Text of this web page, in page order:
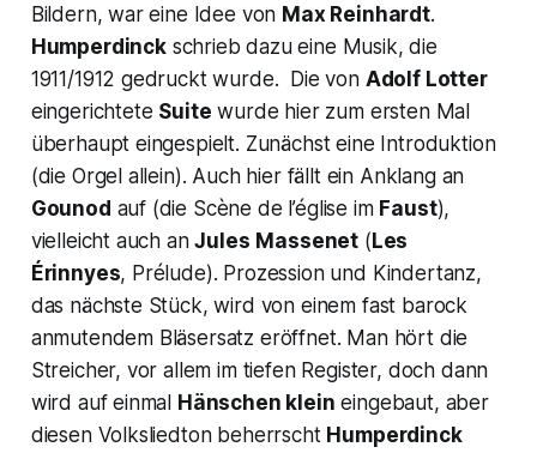
Bildern, war eine Idee von Max Reinhardt.
Humperdinckschrieb dazu eine Musik, die
1911/1912 gedruckt wurde. Die von Adolf Lotter
eingerichtete Suite wurde hier zum ersten Mal
überhaupt eingespielt. Zunächst eine Introduktion
(die Orgel allein). Auch hier fällt ein Anklang an
Gounod auf (die Scène de l’église im Faust),
vielleicht auch anJules Massenet (Les
Érinnyes, Prélude). Prozession und Kindertanz,
das nächste Stück, wird von einem fast barock
anmutendem Bläsersatz eröffnet. Man hört die
Streicher, vor allem im tiefen Register, doch dann
wird auf einmal Hänschen klein eingebaut, aber
diesen Volksliedton beherrscht Humperdinck